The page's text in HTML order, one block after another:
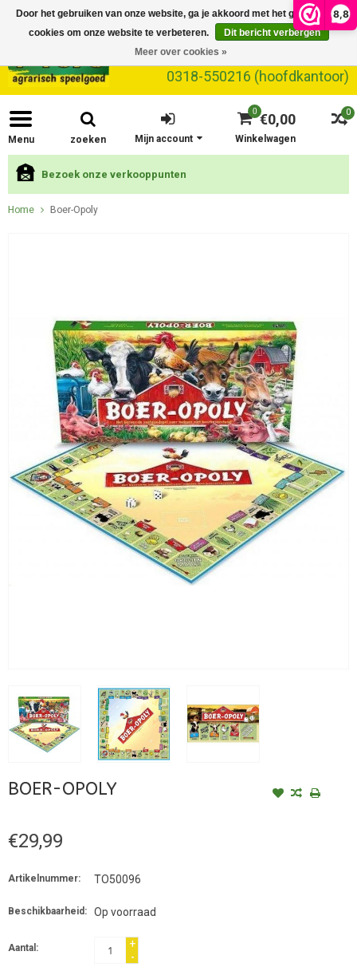
8,8
0318-550216 (hoofdkantoor)
Menu zoeken
0
0 €0,00
Winkelwagen
Mijn account
Bezoek onze verkooppunten
Home Boer-Opoly
BOER-OPOLY
€29,99
Artikelnummer: TO50096
Beschikbaarheid: Op voorraad
Aantal:
+
-
Door het gebruiken van onze website, ga je akkoord met het gebruik van
cookies om onze website te verbeteren.
Dit bericht verbergen
Meer over cookies »